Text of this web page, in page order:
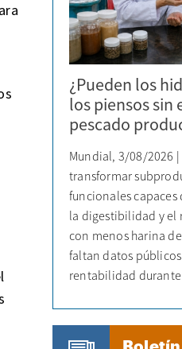
¿Pueden los
los piensos sin
pescado
Mundial, 3/08/2026
transformar
funcionales capaces
la digestibilidad y
con menos harina
faltan datos
rentabilidad